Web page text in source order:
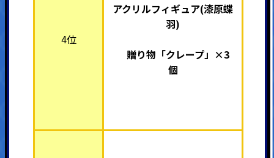
4位
アクリルフィギュア(漆原蝶
羽)
贈り物「クレープ」×3
個